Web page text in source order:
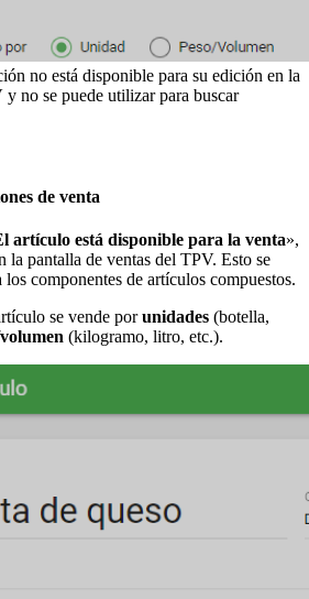
no está disponible para su edición en la
no se puede utilizar para buscar
de venta
artículo está disponible para la venta»,
la pantalla de ventas del TPV. Esto se
componentes de artículos compuestos.
se vende porunidades (botella,
(kilogramo, litro, etc.).